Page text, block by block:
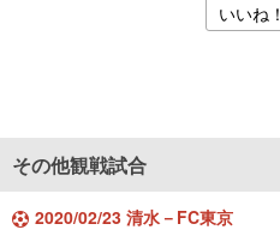
いいね！
その他観戦試合
2020/02/23 清水－FC東京